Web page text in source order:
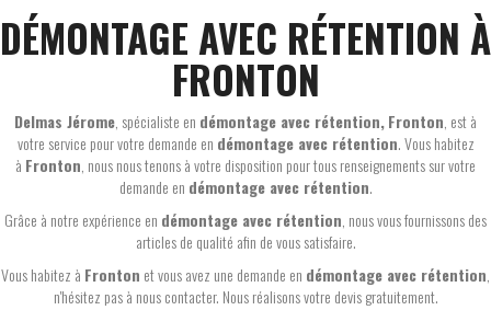
DÉMONTAGE AVEC RÉTENTION À
FRONTON
Delmas Jérome, spécialiste en démontage avec rétention,Fronton, est à
votre service pour votre demande en démontage avec rétention. Vous habitez
à Fronton, nous nous tenons à votre disposition pour tous renseignements sur votre
demande en démontage avec rétention.
Grâce à notre expérience en démontage avec rétention, nous vous fournissons des
articles de qualité afin de vous satisfaire.
Vous habitez à Fronton et vous avez une demande en démontage avec rétention,
n'hésitez pas à nous contacter. Nous réalisons votre devis gratuitement.